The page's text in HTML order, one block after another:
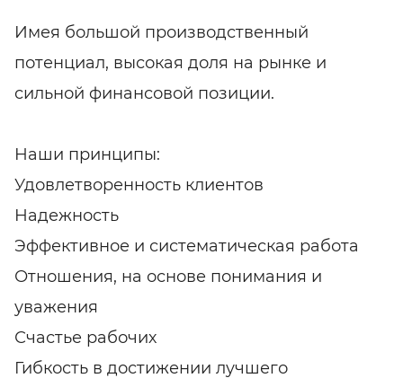
Имея большой производственный
потенциал, высокая доля на рынке и
сильной финансовой позиции.
Наши принципы:
Удовлетворенность клиентов
Надежность
Эффективное и систематическая работа
Отношения, на основе понимания и
уважения
Счастье рабочих
Гибкость в достижении лучшего